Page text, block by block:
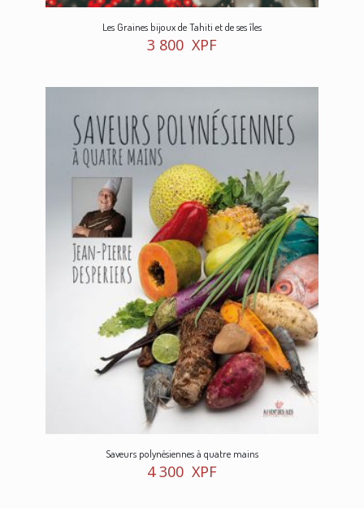
Les Graines bijoux de Tahiti et de ses îles
3 800 XPF
Saveurs polynésiennes à quatre mains
4 300 XPF